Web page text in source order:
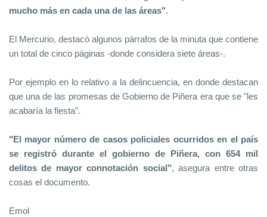
mucho más en cada una de las áreas".
El Mercurio, destacó algunos párrafos de la minuta que contiene
un total de cinco páginas -donde considera siete áreas-.
Por ejemplo en lo relativo a la delincuencia, en donde destacan
que una de las promesas de Gobierno de Piñera era que se "les
acabaría la fiesta".
"El mayor número de casos policiales ocurridos en el país
se registró durante el gobierno de Piñera, con 654 mil
delitos de mayor connotación social", asegura entre otras
cosas el documento.
Emol